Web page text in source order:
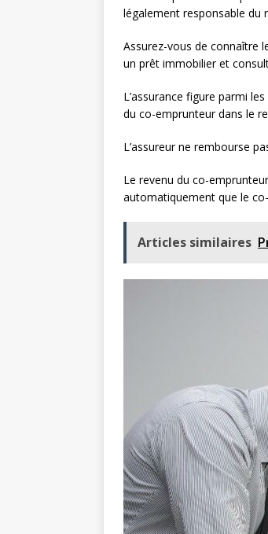
légalement responsable du
Assurez-vous de connaître
un prêt immobilier et
L’assurance figure parmi
du co-emprunteur dans le
L’assureur ne rembourse
Le revenu du co-
automatiquement que le
Articles similaires